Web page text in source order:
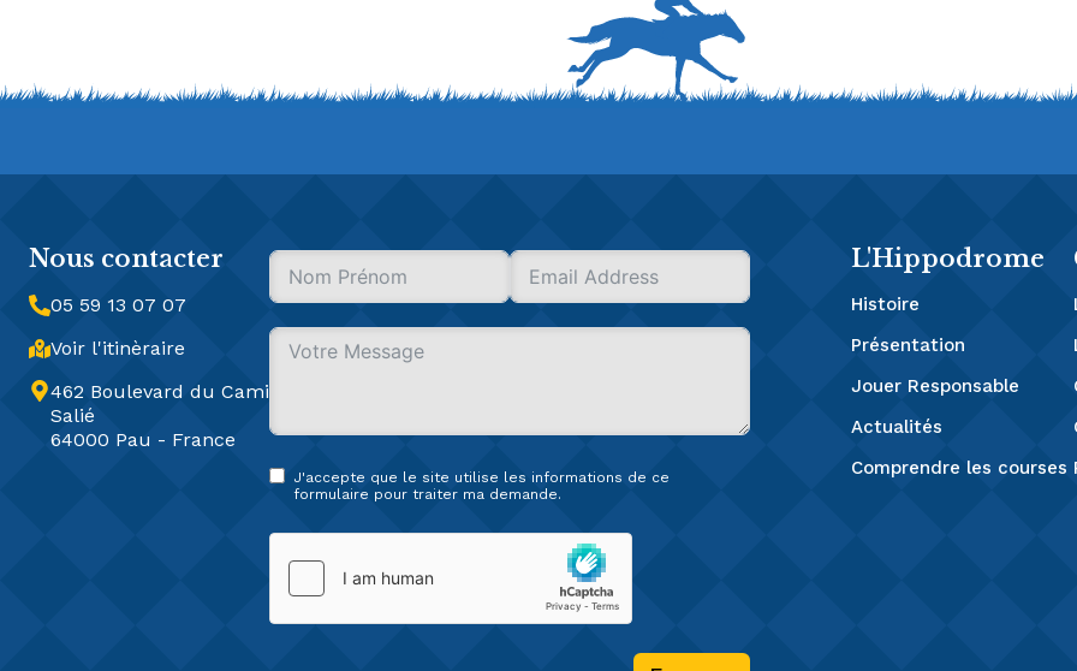
Nous contacter
05 59 13 07 07
Voir l'itinèraire
462 Boulevard du Cami
Salié
64000 Pau - France
J'accepte que le site utilise les informations de ce
formulaire pour traiter ma demande.
L'Hippodrome
Histoire
Présentation
Jouer Responsable
Actualités
Comprendre les courses